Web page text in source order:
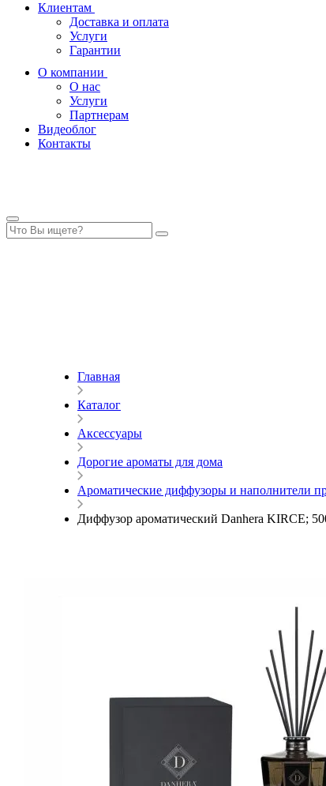
Клиентам
Доставка и оплата
Услуги
Гарантии
О компании
О нас
Услуги
Партнерам
Видеоблог
Контакты
Главная
Каталог
Аксессуары
Дорогие ароматы для дома
Ароматические диффузоры и наполнители
Диффузор ароматический Danhera KIRCE;